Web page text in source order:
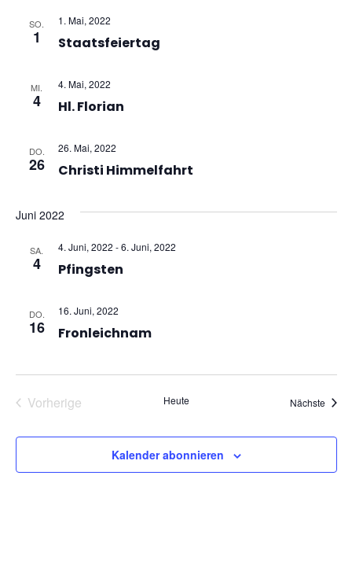
SO.
1 Staatsfeiertag
1. Mai, 2022
MI.
4 Hl. Florian
4. Mai, 2022
DO.
26 Christi Himmelfahrt
26. Mai, 2022
Juni 2022
SA.
4 Pfingsten
4. Juni, 2022 -6. Juni, 2022
DO.
16 Fronleichnam
16. Juni, 2022
VorherigeVeranstaltungenHeute Nächste
Kalender abonnieren